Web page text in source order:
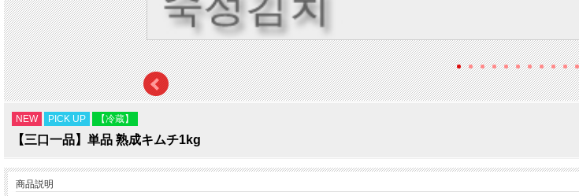
NEW PICK UP 【冷蔵】
【三口一品】単品 熟成キムチ1kg
商品説明